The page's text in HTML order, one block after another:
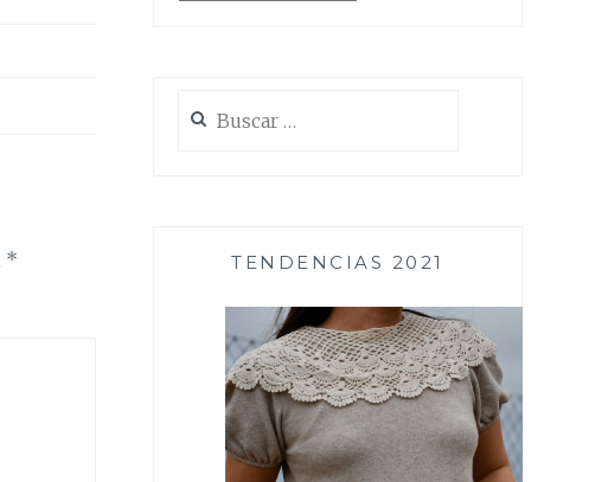
* TENDENCIAS 2021